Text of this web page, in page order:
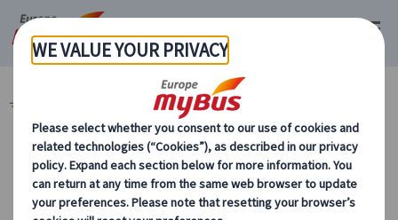
マイバス・ヨーロッパ 解散都市から選ぶ (51)
カテゴリーから探す
解散都市から選ぶ